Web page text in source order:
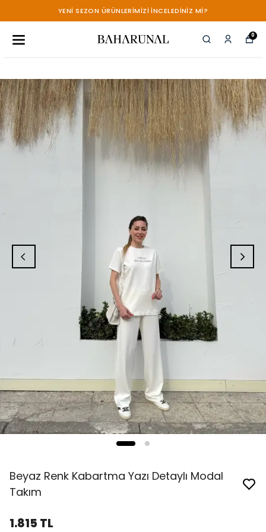
YENİ SEZON ÜRÜNLERİMİZİ İNCELEDİNİZ Mİ?
0
Beyaz Renk Kabartma Yazı Detaylı Modal
Takım
1.815 TL